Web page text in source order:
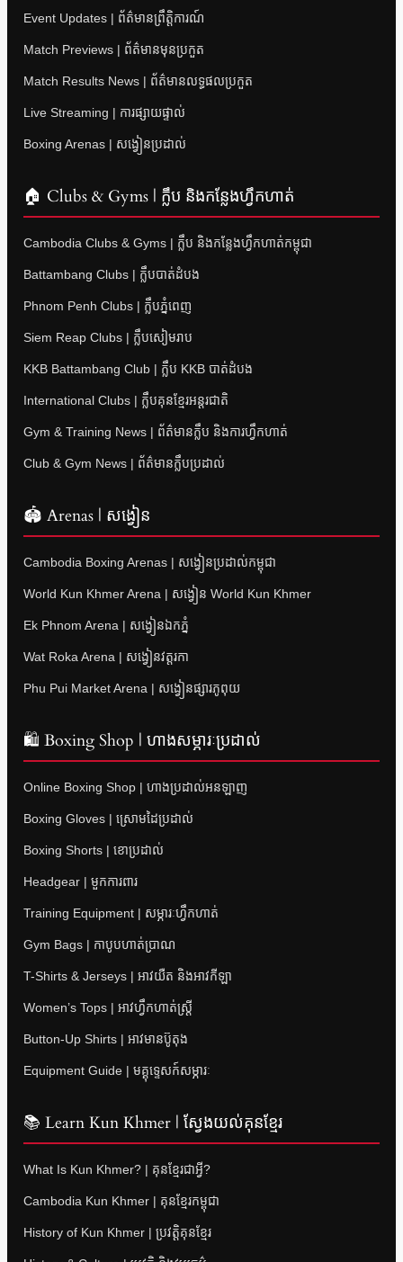
Event Updates | ព័ត៌មានព្រឹត្តិការណ៍
Match Previews | ព័ត៌មានមុនប្រកួត
Match Results News | ព័ត៌មានលទ្ធផលប្រកួត
Live Streaming | ការផ្សាយផ្ទាល់
Boxing Arenas | សង្វៀនប្រដាល់
🏠 Clubs & Gyms | ក្លឹប និងកន្លែងហ្វឹកហាត់
Cambodia Clubs & Gyms | ក្លឹប និងកន្លែងហ្វឹកហាត់កម្ពុជា
Battambang Clubs | ក្លឹបបាត់ដំបង
Phnom Penh Clubs | ក្លឹបភ្នំពេញ
Siem Reap Clubs | ក្លឹបសៀមរាប
KKB Battambang Club | ក្លឹប KKB បាត់ដំបង
International Clubs | ក្លឹបគុនខ្មែរអន្តរជាតិ
Gym & Training News | ព័ត៌មានក្លឹប និងការហ្វឹកហាត់
Club & Gym News | ព័ត៌មានក្លឹបប្រដាល់
🏟 Arenas | សង្វៀន
Cambodia Boxing Arenas | សង្វៀនប្រដាល់កម្ពុជា
World Kun Khmer Arena | សង្វៀន World Kun Khmer
Ek Phnom Arena | សង្វៀនឯកភ្នំ
Wat Roka Arena | សង្វៀនវត្តរកា
Phu Pui Market Arena | សង្វៀនផ្សារភូពុយ
🛍 Boxing Shop | ហាងសម្ភារៈប្រដាល់
Online Boxing Shop | ហាងប្រដាល់អនឡាញ
Boxing Gloves | ស្រោមដៃប្រដាល់
Boxing Shorts | ខោប្រដាល់
Headgear | មួកការពារ
Training Equipment | សម្ភារៈហ្វឹកហាត់
Gym Bags | កាបូបហាត់ប្រាណ
T-Shirts & Jerseys | អាវយឺត និងអាវកីឡា
Women’s Tops | អាវហ្វឹកហាត់ស្ត្រី
Button-Up Shirts | អាវមានប៊ូតុង
Equipment Guide | មគ្គុទ្ទេសក៍សម្ភារៈ
📚 Learn Kun Khmer | ស្វែងយល់គុនខ្មែរ
What Is Kun Khmer? | គុនខ្មែរជាអ្វី?
Cambodia Kun Khmer | គុនខ្មែរកម្ពុជា
History of Kun Khmer | ប្រវត្តិគុនខ្មែរ